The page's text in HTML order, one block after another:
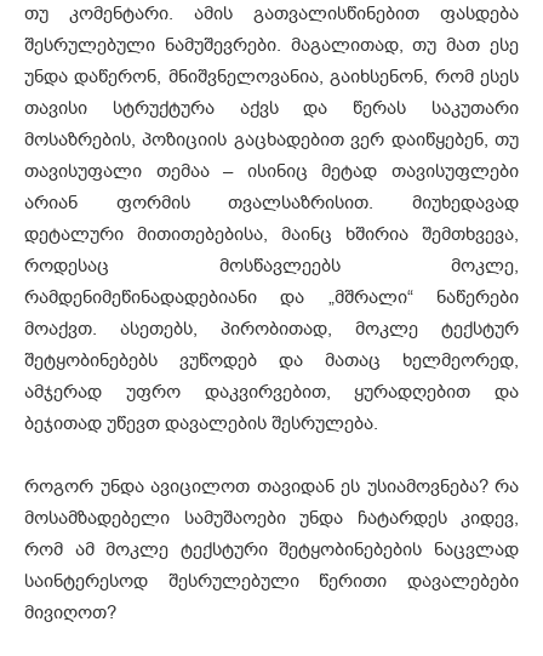
თუ კომენტარი. ამის გათვალისწინებით ფასდება
შესრულებული ნამუშევრები. მაგალითად, თუ მათ ესე
უნდა დაწერონ, მნიშვნელოვანია, გაიხსენონ, რომ ესეს
თავისი სტრუქტურა აქვს და წერას საკუთარი
მოსაზრების, პოზიციის გაცხადებით ვერ დაიწყებენ, თუ
თავისუფალი თემაა – ისინიც მეტად თავისუფლები
არიან ფორმის თვალსაზრისით. მიუხედავად
დეტალური მითითებებისა, მაინც ხშირია შემთხვევა,
როდესაც მოსწავლეებს მოკლე,
რამდენიმეწინადადებიანი და „მშრალი“ ნაწერები
მოაქვთ. ასეთებს, პირობითად, მოკლე ტექსტურ
შეტყობინებებს ვუწოდებ და მათაც ხელმეორედ,
ამჯერად უფრო დაკვირვებით, ყურადღებით და
ბეჯითად უწევთ დავალების შესრულება.
როგორ უნდა ავიცილოთ თავიდან ეს უსიამოვნება? რა
მოსამზადებელი სამუშაოები უნდა ჩატარდეს კიდევ,
რომ ამ მოკლე ტექსტური შეტყობინებების ნაცვლად
საინტერესოდ შესრულებული წერითი დავალებები
მივიღოთ?